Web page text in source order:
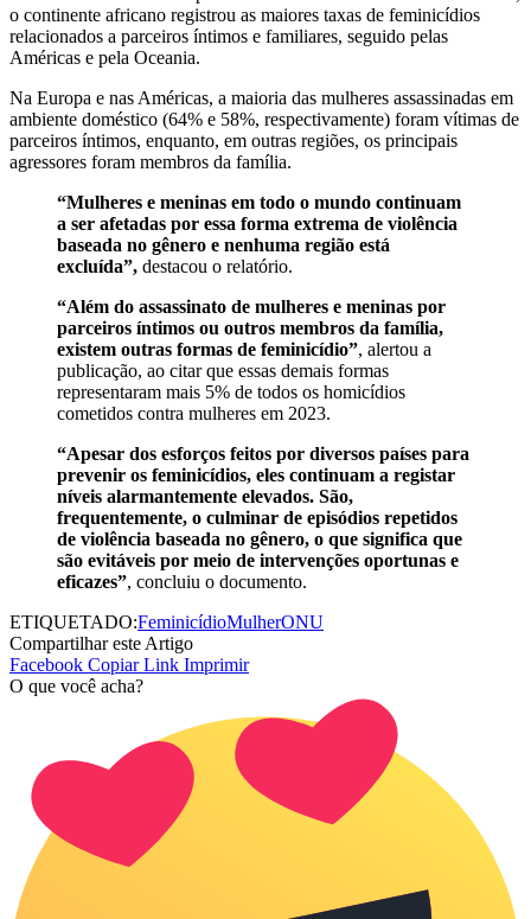
o continente africano registrou as maiores taxas de feminicídios
relacionados a parceiros íntimos e familiares, seguido pelas
Américas e pela Oceania.
Na Europa e nas Américas, a maioria das mulheres assassinadas em
ambiente doméstico (64% e 58%, respectivamente) foram vítimas de
parceiros íntimos, enquanto, em outras regiões, os principais
agressores foram membros da família.
“Mulheres e meninas em todo o mundo continuam
a ser afetadas por essa forma extrema de violência
baseada no gênero e nenhuma região está
excluída”, destacou o relatório.
“Além do assassinato de mulheres e meninas por
parceiros íntimos ou outros membros da família,
existem outras formas de feminicídio”, alertou a
publicação, ao citar que essas demais formas
representaram mais 5% de todos os homicídios
cometidos contra mulheres em 2023.
“Apesar dos esforços feitos por diversos países para
prevenir os feminicídios, eles continuam a registar
níveis alarmantemente elevados. São,
frequentemente, o culminar de episódios repetidos
de violência baseada no gênero, o que significa que
são evitáveis por meio de intervenções oportunas e
eficazes”, concluiu o documento.
ETIQUETADO:FeminicídioMulherONU
Compartilhar este Artigo
Facebook Copiar Link Imprimir
O que você acha?